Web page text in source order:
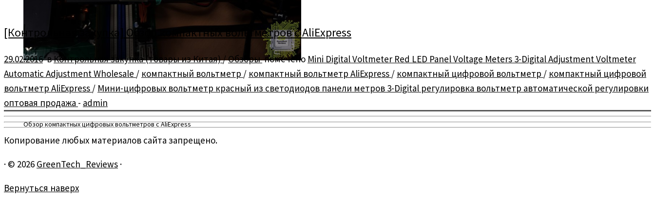
Обзор компактных цифровых вольтметров с AliExpress
[Контрольная закупка] Обзор компактных вольтметров с AliExpress
29.02.2016вКонтрольная закупка (товары из Китая)/Обзорыпомечено Mini Digital Voltmeter Red LED Panel Voltage Meters 3-Digital Adjustment Voltmeter
Automatic Adjustment Wholesale / компактный вольтметр / компактный вольтметр AliExpress / компактный цифровой вольтметр / компактный цифровой
вольтметр AliExpress / Мини-цифровых вольтметр красный из светодиодов панели метров 3-Digital регулировка вольтметр автоматической регулировки
оптовая продажа - admin
Копирование любых материалов сайта запрещено.
· © 2026 GreenTech_Reviews ·
Вернуться наверх